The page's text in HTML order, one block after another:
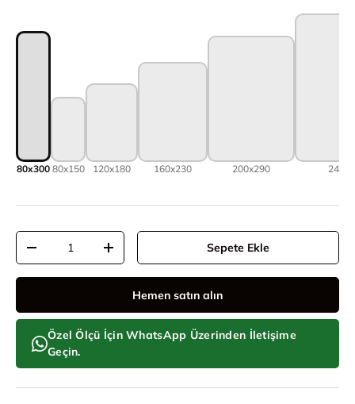
80x300 80x150 120x180 160x230 200x290
Adet
Adeti azalt
Adeti artır Sepete Ekle
Hemen satın alın
Özel Ölçü İçin WhatsApp Üzerinden İletişime
Geçin.